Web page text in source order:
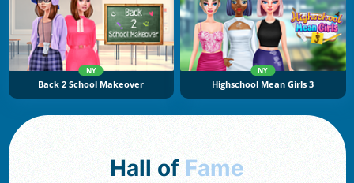
NY
Back 2 School Makeover
NY
Highschool Mean Girls 3
Hall of Fame